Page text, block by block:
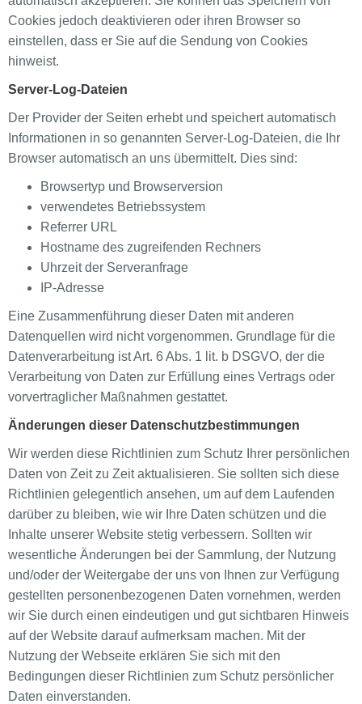
Cookies jedoch deaktivieren oder ihren Browser so
einstellen, dass er Sie auf die Sendung von Cookies
hinweist.
Server-Log-Dateien
Der Provider der Seiten erhebt und speichert automatisch
Informationen in so genannten Server-Log-Dateien, die Ihr
Browser automatisch an uns übermittelt. Dies sind:
Browsertyp und Browserversion
verwendetes Betriebssystem
Referrer URL
Hostname des zugreifenden Rechners
Uhrzeit der Serveranfrage
IP-Adresse
Eine Zusammenführung dieser Daten mit anderen
Datenquellen wird nicht vorgenommen. Grundlage für die
Datenverarbeitung ist Art. 6 Abs. 1 lit. b DSGVO, der die
Verarbeitung von Daten zur Erfüllung eines Vertrags oder
vorvertraglicher Maßnahmen gestattet.
Änderungen dieser Datenschutzbestimmungen
Wir werden diese Richtlinien zum Schutz Ihrer persönlichen
Daten von Zeit zu Zeit aktualisieren. Sie sollten sich diese
Richtlinien gelegentlich ansehen, um auf dem Laufenden
darüber zu bleiben, wie wir Ihre Daten schützen und die
Inhalte unserer Website stetig verbessern. Sollten wir
wesentliche Änderungen bei der Sammlung, der Nutzung
und/oder der Weitergabe der uns von Ihnen zur Verfügung
gestellten personenbezogenen Daten vornehmen, werden
wir Sie durch einen eindeutigen und gut sichtbaren Hinweis
auf der Website darauf aufmerksam machen. Mit der
Nutzung der Webseite erklären Sie sich mit den
Bedingungen dieser Richtlinien zum Schutz persönlicher
Daten einverstanden.